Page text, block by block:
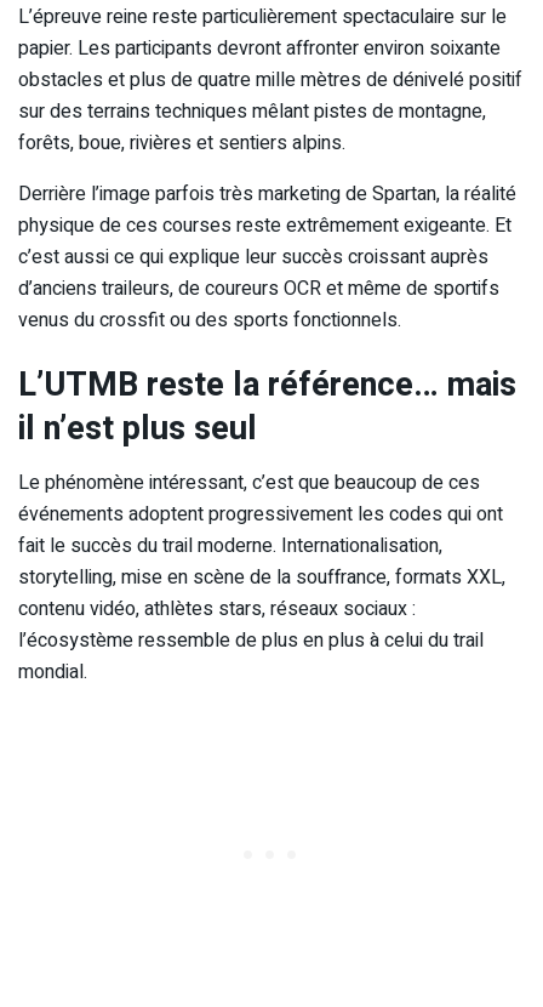
L’épreuve reine reste particulièrement spectaculaire sur le
papier. Les participants devront affronter environ soixante
obstacles et plus de quatre mille mètres de dénivelé positif
sur des terrains techniques mêlant pistes de montagne,
forêts, boue, rivières et sentiers alpins.
Derrière l’image parfois très marketing de Spartan, la réalité
physique de ces courses reste extrêmement exigeante. Et
c’est aussi ce qui explique leur succès croissant auprès
d’anciens traileurs, de coureurs OCR et même de sportifs
venus du crossfit ou des sports fonctionnels.
L’UTMB reste la référence… mais
il n’est plus seul
Le phénomène intéressant, c’est que beaucoup de ces
événements adoptent progressivement les codes qui ont
fait le succès du trail moderne. Internationalisation,
storytelling, mise en scène de la souffrance, formats XXL,
contenu vidéo, athlètes stars, réseaux sociaux :
l’écosystème ressemble de plus en plus à celui du trail
mondial.